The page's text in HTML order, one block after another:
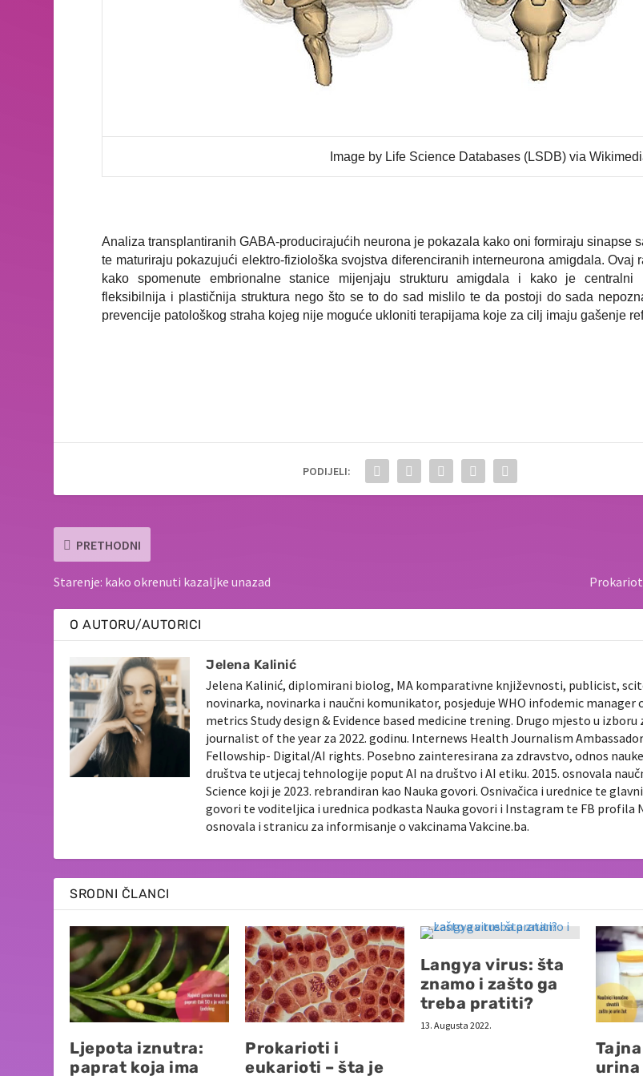
Image by Life Science Databases (LSDB) via
Analiza transplantiranih GABA-producirajućih neurona je pokazala kako oni formiraju sinapse
te maturiraju pokazujući elektro-fiziološka svojstva diferenciranih interneurona amigdala. Ovaj
kako spomenute embrionalne stanice mijenjaju strukturu amigdala i kako je centralni
fleksibilnija i plastičnija struktura nego što se to do sad mislilo te da postoji do sada
prevencije patološkog straha kojeg nije moguće ukloniti terapijama koje za cilj imaju gašenje
PODIJELI:
PRETHODNI
Starenje: kako okrenuti kazaljke unazad
O AUTORU/AUTORICI
Jelena Kalinić
Jelena Kalinić, diplomirani biolog, MA komparativne književnosti, publicist,
novinarka, novinarka i naučni komunikator, posjeduje WHO infodemic
metrics Study design & Evidence based medicine trening. Drugo mjesto u izboru
journalist of the year za 2022. godinu. Internews Health Journalism Ambassador
Fellowship- Digital/AI rights. Posebno zainteresirana za zdravstvo, odnos
društva te utjecaj tehnologije poput AI na društvo i AI etiku. 2015. osnovala
Science koji je 2023. rebrandiran kao Nauka govori. Osnivačica i urednice te
govori te voditeljica i urednica podkasta Nauka govori i Instagram te FB profila
osnovala i stranicu za informisanje o vakcinama Vakcine.ba.
SRODNI ČLANCI
Ljepota iznutra:
paprat koja ima
Prokarioti i
eukarioti – šta je
Langya virus: šta
znamo i zašto ga
treba pratiti?
13. Augusta 2022.
urina